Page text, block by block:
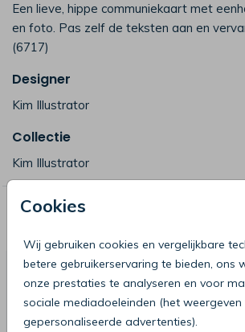
Cookies
Wij gebruiken cookies en vergelijkbare
betere gebruikerservaring te bieden, ons
onze prestaties te analyseren en voor
sociale mediadoeleinden (het weergeven
gepersonaliseerde advertenties).
Een lieve, hippe communiekaart met
en foto. Pas zelf de teksten aan en
(6717)
Designer
Kim Illustrator
Collectie
Kim Illustrator
Deze producten zijn wellicht
voor je